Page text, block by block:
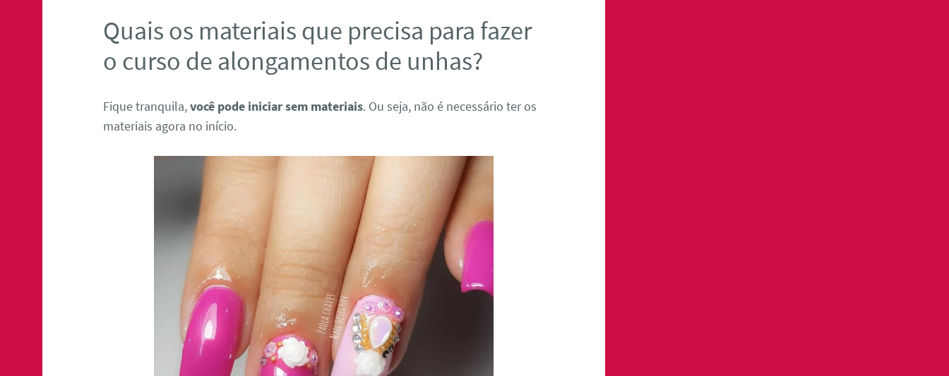
Quais os materiais que precisa para fazer
o curso de alongamentos de unhas?
Fique tranquila,você pode iniciar sem materiais. Ou seja, não é necessário ter os
materiais agora no início.